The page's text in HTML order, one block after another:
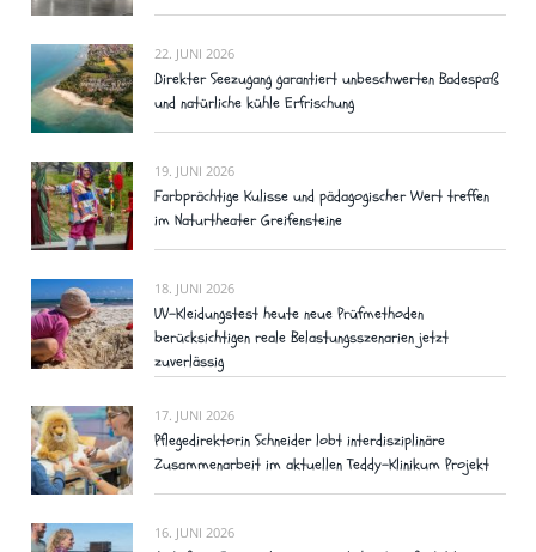
22. JUNI 2026
Direkter Seezugang garantiert unbeschwerten Badespaß
und natürliche kühle Erfrischung
19. JUNI 2026
Farbprächtige Kulisse und pädagogischer Wert treffen
im Naturtheater Greifensteine
18. JUNI 2026
UV-Kleidungstest heute neue Prüfmethoden
berücksichtigen reale Belastungsszenarien jetzt
zuverlässig
17. JUNI 2026
Pflegedirektorin Schneider lobt interdisziplinäre
Zusammenarbeit im aktuellen Teddy-Klinikum Projekt
16. JUNI 2026